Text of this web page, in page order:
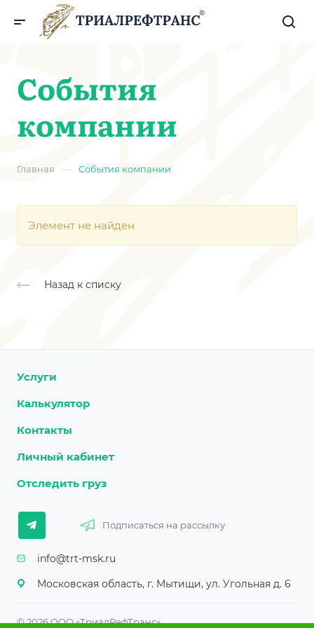
События
компании
Главная — События компании
Элемент не найден
Назад к списку
Услуги
Калькулятор
Контакты
Личный кабинет
Отследить груз
Подписаться на рассылку
info@trt-msk.ru
Московская область, г. Мытищи, ул. Угольная д. 6
© 2026 ООО «ТриалРефТранс»